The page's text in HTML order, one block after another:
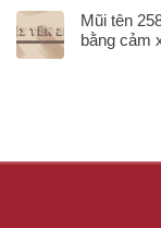
Mũi tên
bằng cảm